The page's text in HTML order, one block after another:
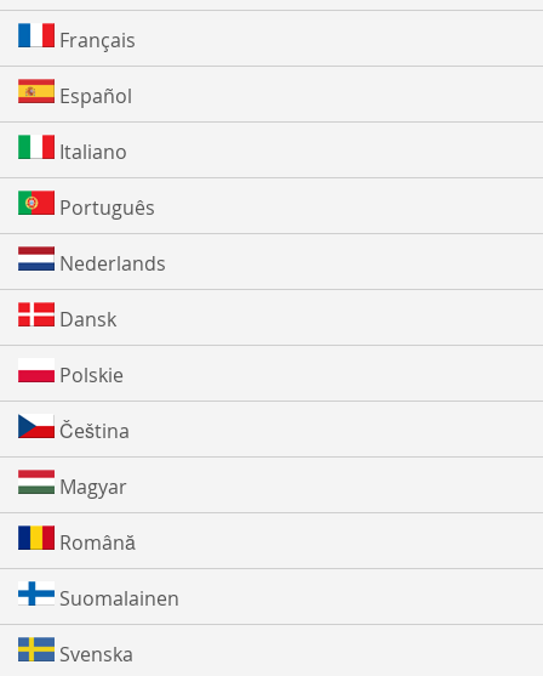
Français
Español
Italiano
Português
Nederlands
Dansk
Polskie
Čeština
Magyar
Română
Suomalainen
Svenska